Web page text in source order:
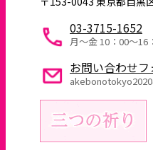
03-3715-1652
月～金 10：00〜16
お問い合わせフ